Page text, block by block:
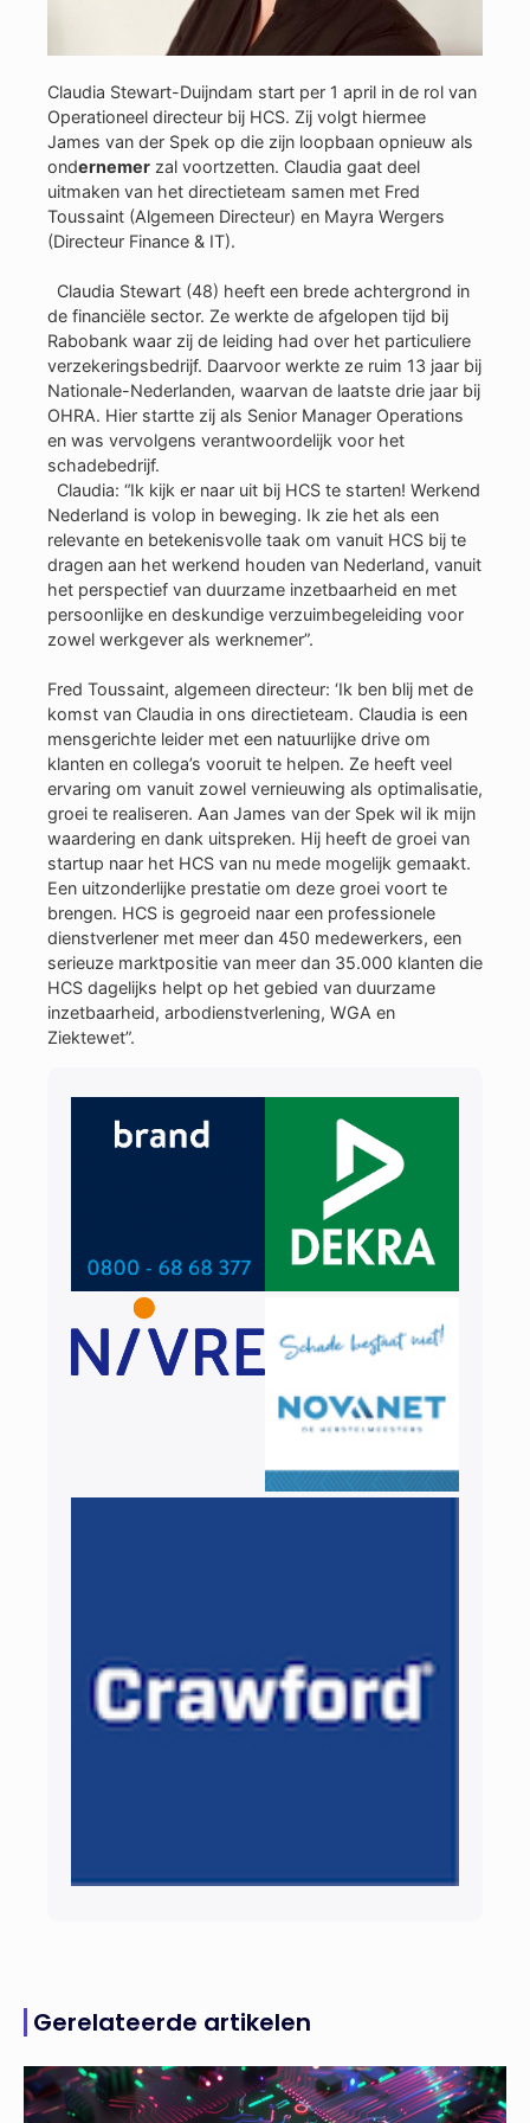
Claudia Stewart-Duijndam start per 1 april in de rol van
Operationeel directeur bij HCS. Zij volgt hiermee
James van der Spek op die zijn loopbaan opnieuw als
ondernemer zal voortzetten. Claudia gaat deel
uitmaken van het directieteam samen met Fred
Toussaint (Algemeen Directeur) en Mayra Wergers
(Directeur Finance & IT).
Claudia Stewart (48) heeft een brede achtergrond in
de financiële sector. Ze werkte de afgelopen tijd bij
Rabobank waar zij de leiding had over het particuliere
verzekeringsbedrijf. Daarvoor werkte ze ruim 13 jaar bij
Nationale-Nederlanden, waarvan de laatste drie jaar bij
OHRA. Hier startte zij als Senior Manager Operations
en was vervolgens verantwoordelijk voor het
schadebedrijf.
Claudia: “Ik kijk er naar uit bij HCS te starten! Werkend
Nederland is volop in beweging. Ik zie het als een
relevante en betekenisvolle taak om vanuit HCS bij te
dragen aan het werkend houden van Nederland, vanuit
het perspectief van duurzame inzetbaarheid en met
persoonlijke en deskundige verzuimbegeleiding voor
zowel werkgever als werknemer”.
Fred Toussaint, algemeen directeur: ‘Ik ben blij met de
komst van Claudia in ons directieteam. Claudia is een
mensgerichte leider met een natuurlijke drive om
klanten en collega’s vooruit te helpen. Ze heeft veel
ervaring om vanuit zowel vernieuwing als optimalisatie,
groei te realiseren. Aan James van der Spek wil ik mijn
waardering en dank uitspreken. Hij heeft de groei van
startup naar het HCS van nu mede mogelijk gemaakt.
Een uitzonderlijke prestatie om deze groei voort te
brengen. HCS is gegroeid naar een professionele
dienstverlener met meer dan 450 medewerkers, een
serieuze marktpositie van meer dan 35.000 klanten die
HCS dagelijks helpt op het gebied van duurzame
inzetbaarheid, arbodienstverlening, WGA en
Ziektewet”.
Gerelateerde artikelen